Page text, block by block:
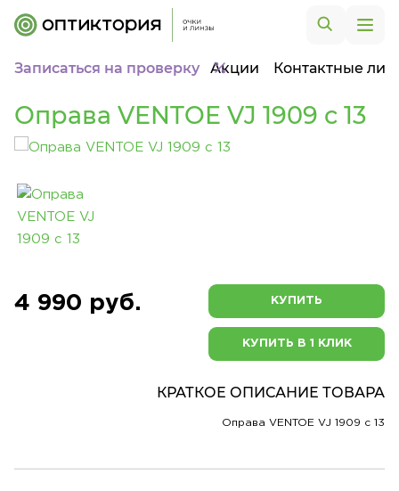
Записаться на проверку Акции Контактные
Оправа VENTOE VJ 1909 c 13
4 990 руб. КУПИТЬ
КУПИТЬ В 1 КЛИК
КРАТКОЕ ОПИСАНИЕ ТОВАРА
Оправа VENTOE VJ 1909 c 13